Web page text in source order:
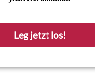
Leg jetzt los!